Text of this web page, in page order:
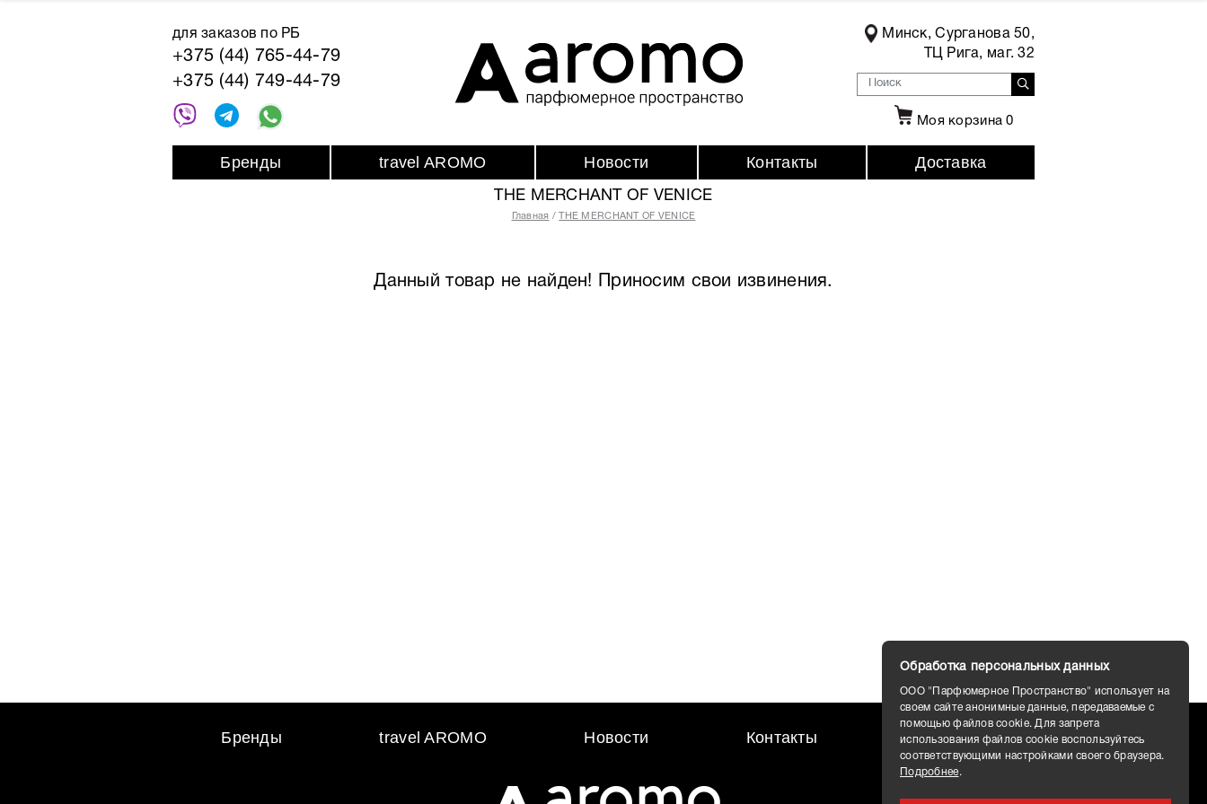
для заказов по РБ
+375 (44) 765-44-79
+375 (44) 749-44-79
Минск, Сурганова 50,
ТЦ Рига, маг. 32
Моя корзина0
Бренды travel AROMO Новости Контакты Доставка
THE MERCHANT OF VENICE
Главная THE MERCHANT OF VENICE
Данный товар не найден! Приносим свои извинения.
Бренды travel AROMO Новости Контакты Доставка
Обработка персональных данных
ООО "Парфюмерное Пространство" использует на
своем сайте анонимные данные, передаваемые с
помощью файлов cookie. Для запрета
использования файлов cookie воспользуйтесь
соответствующими настройками своего браузера.
Подробнее.